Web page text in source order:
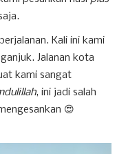
Kali ini kami
Jalanan kota
kami sangat
, ini jadi salah
😍